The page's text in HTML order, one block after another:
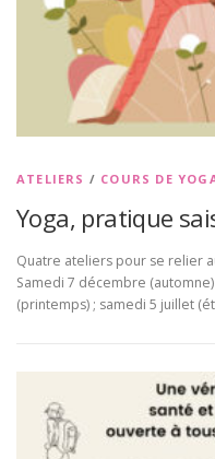
ATELIERS / COURS DE
Yoga, pratique
Quatre ateliers pour se relier
Samedi 7 décembre
(printemps) ; samedi 5 juillet